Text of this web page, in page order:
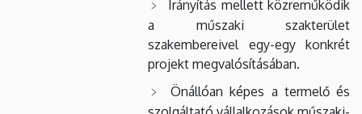
Irányítás mellett közreműködik
a műszaki szakterület
szakembereivel egy-egy konkrét
projekt megvalósításában.
Önállóan képes a termelő és